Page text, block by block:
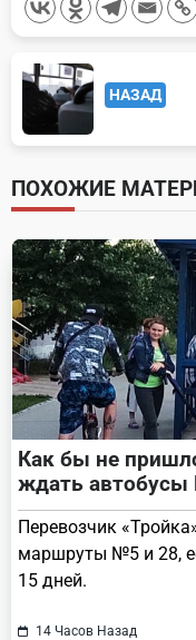
<span
class="nav-
subtitle
screen-
reader-
text">Page</
НАЗАД
ПОХОЖИЕ
Как бы не
ждать
Перевозчик
маршруты №5 и 28,
15 дней.
14 Часов Назад